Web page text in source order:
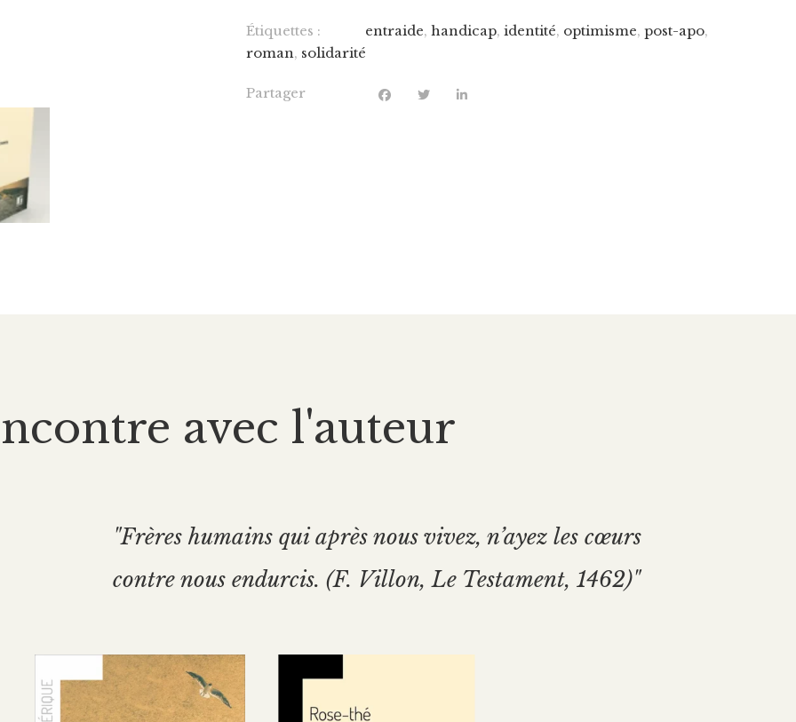
Étiquettes : entraide,handicap,identité, optimisme,post-apo,
roman, solidarité
Partager
avec l'auteur
"Frères humains qui après nous vivez, n’ayez les cœurs
contre nous endurcis. (F. Villon, Le Testament, 1462)"